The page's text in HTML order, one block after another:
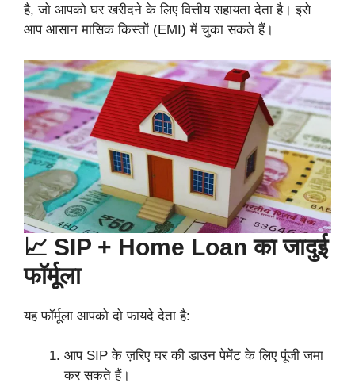
है, जो आपको घर खरीदने के लिए वित्तीय सहायता देता है। इसे
आप आसान मासिक किस्तों (EMI) में चुका सकते हैं।
📈 SIP + Home Loan का जादुई
फॉर्मूला
यह फॉर्मूला आपको दो फायदे देता है:
आप SIP के ज़रिए घर की डाउन पेमेंट के लिए पूंजी जमा
कर सकते हैं।